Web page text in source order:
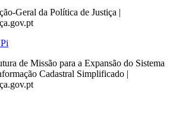
Geral da Política de Justiça |
de Missão para a Expansão do Sistema
Cadastral Simplificado |